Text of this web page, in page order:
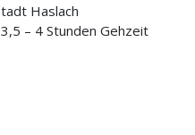
Haslach
– 4 Stunden Gehzeit